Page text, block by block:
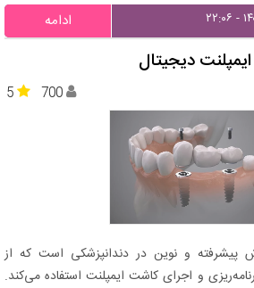
ادامه
ایمپلنت دیجیتال
5 700
پیشرفته و نوین در دندانپزشکی است که از
و اجرای کاشت ایمپلنت استفاده می‌کند.